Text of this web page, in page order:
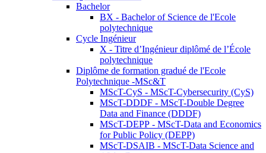
Bachelor
BX - Bachelor of Science de l'Ecole
polytechnique
Cycle Ingénieur
X - Titre d’Ingénieur diplômé de l’École
polytechnique
Diplôme de formation gradué de l'Ecole
Polytechnique -MSc&T
MScT-CyS - MScT-Cybersecurity (CyS)
MScT-DDDF - MScT-Double Degree
Data and Finance (DDDF)
MScT-DEPP - MScT-Data and Economics
for Public Policy (DEPP)
MScT-DSAIB - MScT-Data Science and